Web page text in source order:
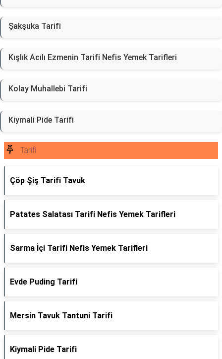
Şakşuka Tarifi
Kışlık Acılı Ezmenin Tarifi Nefis Yemek Tarifleri
Kolay Muhallebi Tarifi
Kiymali Pide Tarifi
Tarifi
Çöp Şiş Tarifi Tavuk
Patates Salatası Tarifi Nefis Yemek Tarifleri
Sarma İçi Tarifi Nefis Yemek Tarifleri
Evde Puding Tarifi
Mersin Tavuk Tantuni Tarifi
Kiymali Pide Tarifi